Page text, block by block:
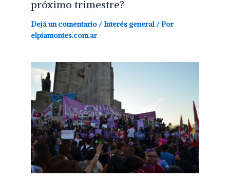
próximo trimestre?
Dejá un comentario / Interés general/ Por
elpiamontes.com.ar